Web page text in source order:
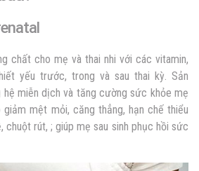
chất cho mẹ và thai nhi với các vitamin,
yếu trước, trong và sau thai kỳ. Sản
hệ miễn dịch và tăng cường sức khỏe mẹ
giảm mệt mỏi, căng thẳng, hạn chế thiểu
chuột rút, ; giúp mẹ sau sinh phục hồi sức